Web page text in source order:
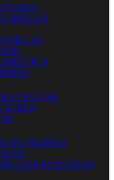
COLGAR
SUELO
PLANCHAR
DE PLANCHAR